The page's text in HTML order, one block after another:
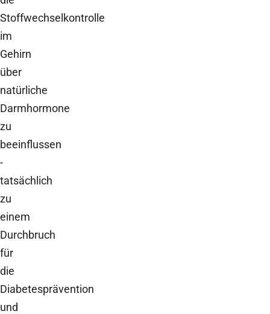
Stoffwechselkontrolle
im
Gehirn
über
natürliche
Darmhormone
zu
beeinflussen
-
tatsächlich
zu
einem
Durchbruch
für
die
Diabetesprävention
und